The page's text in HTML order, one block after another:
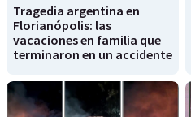
Tragedia argentina en
Florianópolis: las
vacaciones en familia que
terminaron en un accidente